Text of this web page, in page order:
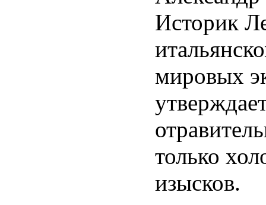
Историк
мировых
только
изысков.